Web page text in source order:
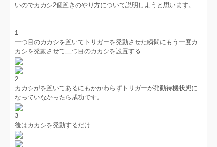
いのでカカシ2個置きのやり方について説明しようと思います。
1
一つ目のカカシを置いてトリガーを発動させた瞬間にもう一度カ
カシを発動させて二つ目のカカシを設置する
2
カカシがを置いてあるにもかかわらずトリガーが発動待機状態に
なっていなかったら成功です。
3
後はカカシを発動するだけ